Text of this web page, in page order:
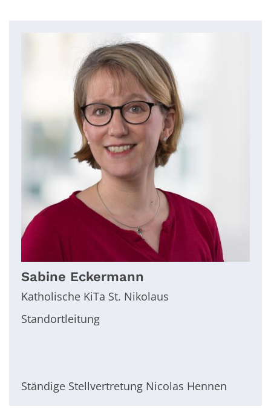
Sabine Eckermann
Katholische KiTa St. Nikolaus
Standortleitung
Ständige Stellvertretung Nicolas Hennen